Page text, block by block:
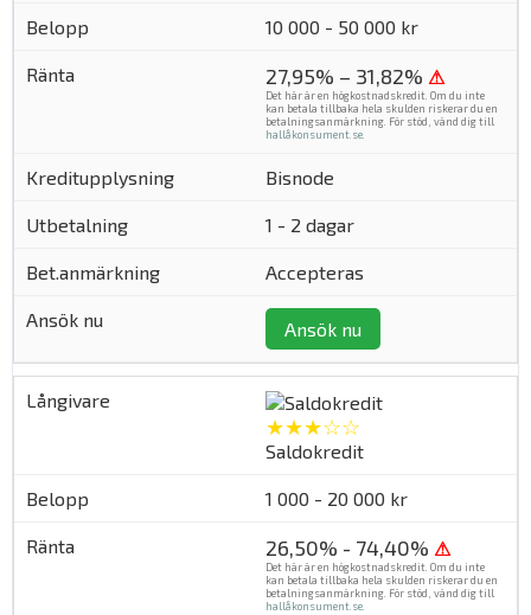
10 000 - 50 000 kr
27,95% – 31,82% ⚠
Det här är en högkostnadskredit. Om du inte
kan betala tillbaka hela skulden riskerar du en
betalningsanmärkning. För stöd, vänd dig till
hallåkonsument.se
Bisnode
1 - 2 dagar
Accepteras
Ansök nu
★★★☆☆
Saldokredit
1 000 - 20 000 kr
26,50% - 74,40% ⚠
Det här är en högkostnadskredit. Om du inte
kan betala tillbaka hela skulden riskerar du en
betalningsanmärkning. För stöd, vänd dig till
hallåkonsument.se.